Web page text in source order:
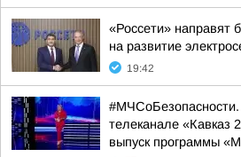
«Россети» направят
на развитие
19:42
телеканале «Кавказ
выпуск программы